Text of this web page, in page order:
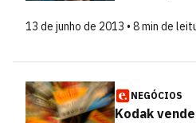
13 de junho de 2013 • 8 min de
NEGÓCIOS
Kodak